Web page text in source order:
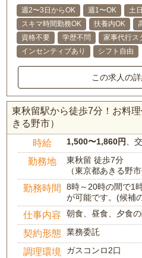
週2〜3日からOK 週1〜OK
土
スキマ時間勤務OK
扶養内OK
資格不要
学歴不問
家事代行ス
インセンティブあり
シフト自由
この求人の
東秋留駅から徒歩7分！お料
きる野市）
時給 1,500〜1,860円 、
勤務地
東秋留 徒歩7分
（東京都あきる野市
勤務時間
8時～20時の間で1
が可能です。(候補
仕事内容 朝食、昼食、夕食
契約形態 業務委託
調理環境 ガスコンロ2口